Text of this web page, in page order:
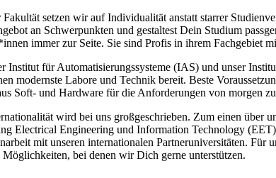
Fakultät setzen wir auf Individualität anstatt starrer
an Schwerpunkten und gestaltest Dein Studium
immer zur Seite. Sie sind Profis in ihrem Fachgebiet
Institut für Automatisierungssysteme (IAS) und unser
modernste Labore und Technik bereit. Beste
Soft- und Hardware für die Anforderungen von morgen
wird bei uns großgeschrieben. Zum einen über
Electrical Engineering und Information Technology
mit unseren internationalen Partneruniversitäten. Für
bei denen wir Dich gerne unterstützen.